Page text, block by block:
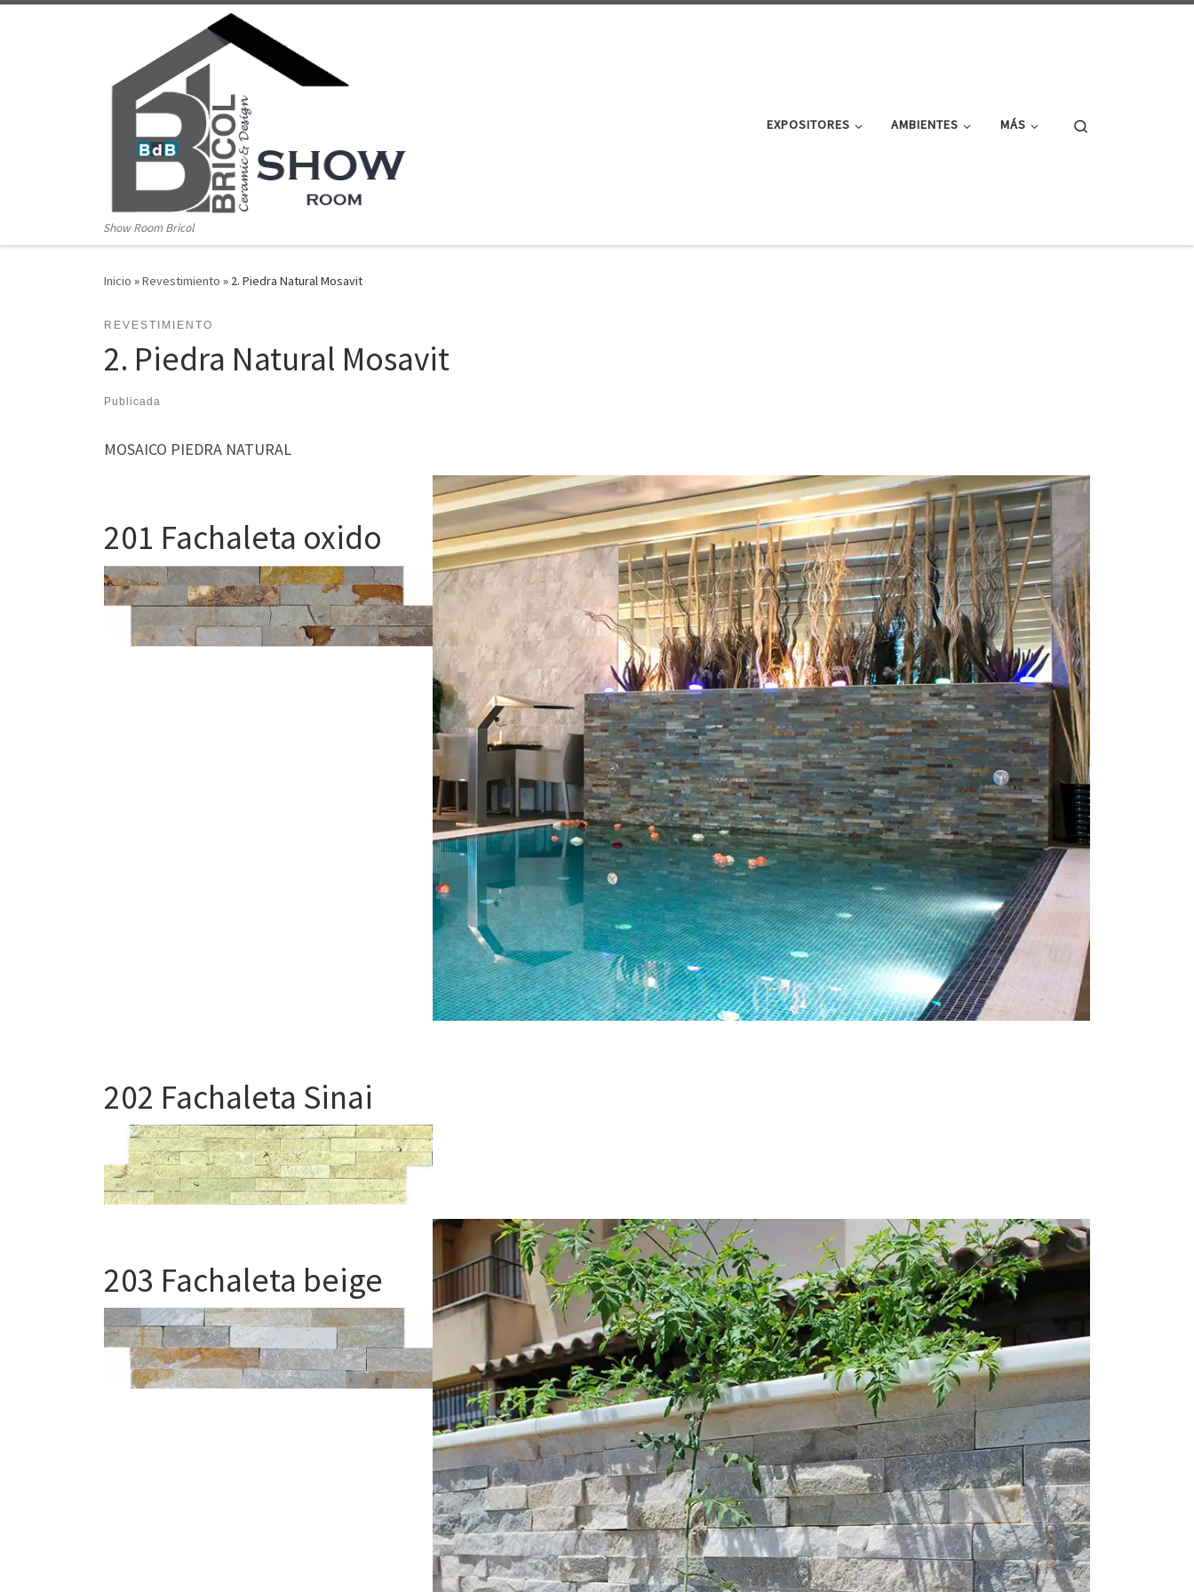
Show Room Bricol
EXPOSITORES AMBIENTES MÁS
Inicio »Revestimiento » 2. Piedra Natural Mosavit
REVESTIMIENTO
2. Piedra Natural Mosavit
Publicada
MOSAICO PIEDRA NATURAL
201 Fachaleta oxido
202 Fachaleta Sinai
203 Fachaleta beige